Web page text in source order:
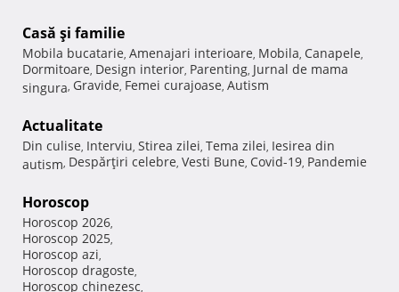
Casă şi familie
Mobila bucatarie, Amenajari interioare, Mobila, Canapele,
Dormitoare, Design interior, Parenting, Jurnal de mama
singura, Gravide, Femei curajoase, Autism
Actualitate
Din culise, Interviu, Stirea zilei, Tema zilei, Iesirea din
autism, Despărţiri celebre, Vesti Bune, Covid-19, Pandemie
Horoscop
Horoscop 2026,
Horoscop 2025,
Horoscop azi,
Horoscop dragoste,
Horoscop chinezesc,